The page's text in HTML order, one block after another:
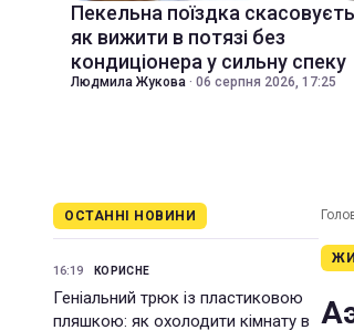
Пекельна поїздка
як вижити в потязі без
кондиціонера у сильну спеку
Людмила Жукова · 06 серпня 2026, 17:25
ОСТАННІ НОВИНИ
16:19 КОРИСНЕ
Геніальний трюк із пластиковою
пляшкою: як охолодити кімнату в